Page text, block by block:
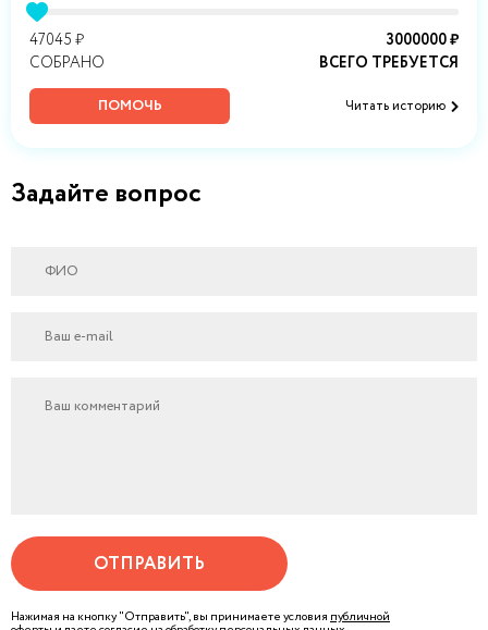
47045 ₽
СОБРАНО
3000000 ₽
ВСЕГО ТРЕБУЕТСЯ
ПОМОЧЬ Читать историю
Задайте вопрос
ОТПРАВИТЬ
Нажимая на кнопку "Отправить", вы принимаете условия публичной